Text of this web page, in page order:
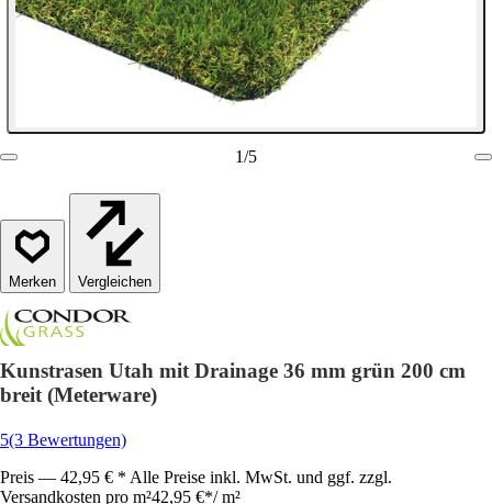
1/5
Vergleichen
Kunstrasen Utah mit Drainage 36 mm grün 200 cm
breit (Meterware)
5(3 Bewertungen)
Preis — 42,95 € * Alle Preise inkl. MwSt. und ggf. zzgl.
Versandkosten pro m²42,95 €*/ m²